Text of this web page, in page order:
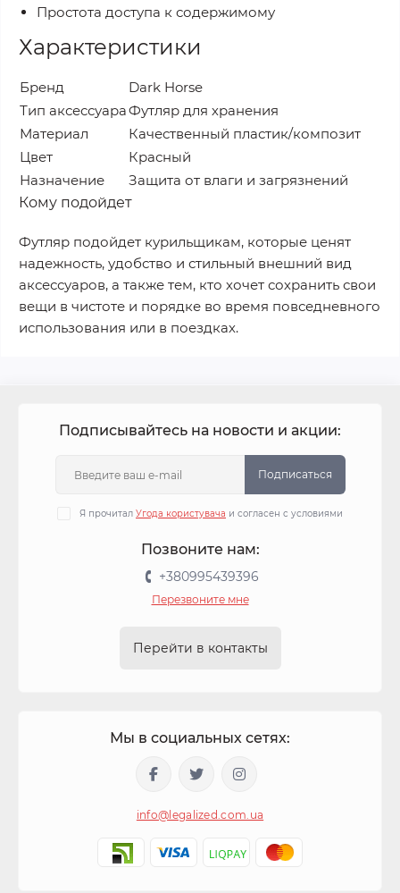
Простота доступа к содержимому
Характеристики
Бренд
Dark Horse
Тип аксессуараФутляр для хранения
Материал
Качественный пластик/композит
Цвет
Красный
Назначение
Защита от влаги и загрязнений
Кому подойдет
Футляр подойдет курильщикам, которые ценят
надежность, удобство и стильный внешний вид
аксессуаров, а также тем, кто хочет сохранить свои
вещи в чистоте и порядке во время повседневного
использования или в поездках.
Подписывайтесь на новости и акции:
Подписаться
Я прочитал Угода користувача и согласен с условиями
Позвоните нам:
+380995439396
Перезвоните мне
Перейти в контакты
Мы в социальных сетях:
info@legalized.com.ua